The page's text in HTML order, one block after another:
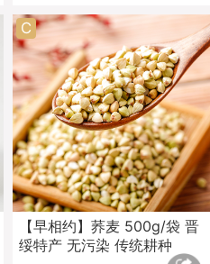
C
【早相约】荞麦 500g/袋 晋
绥特产 无污染 传统耕种